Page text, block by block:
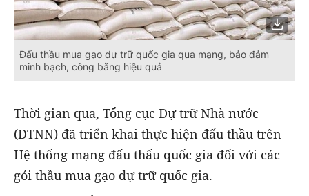
Đấu thầu mua gạo dự trữ quốc gia qua mạng, bảo đảm
minh bạch, công bằng hiệu quả
Thời gian qua, Tổng cục Dự trữ Nhà nước
(DTNN) đã triển khai thực hiện đấu thầu trên
Hệ thống mạng đấu thấu quốc gia đối với các
gói thầu mua gạo dự trữ quốc gia.